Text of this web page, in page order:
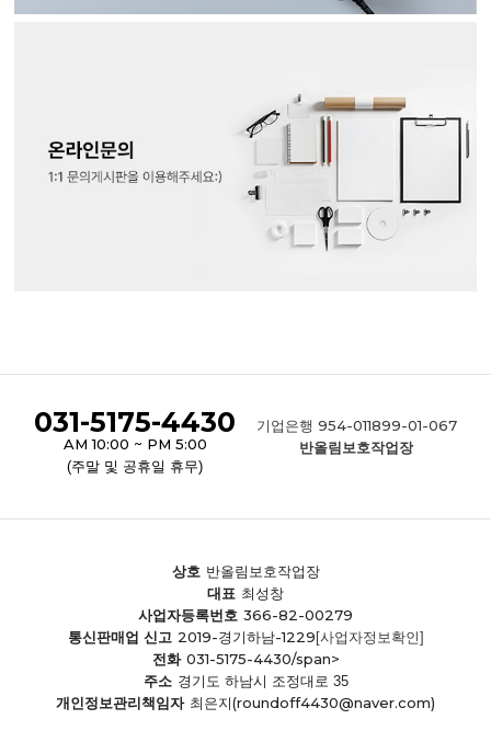
031-5175-4430
AM 10:00 ~ PM 5:00
(주말 및 공휴일 휴무)
기업은행 954-011899-01-067
반올림보호작업장
상호 반올림보호작업장
대표 최성창
사업자등록번호 366-82-00279
통신판매업 신고 2019-경기하남-1229 [사업자정보확인]
전화 031-5175-4430/span>
주소 경기도 하남시 조정대로 35
개인정보관리책임자 최은지(roundoff4430@naver.com)